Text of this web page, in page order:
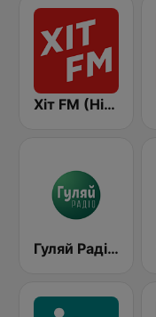
Хіт FM (Hit FM)
Гуляй Радіо (Guliay Radio)